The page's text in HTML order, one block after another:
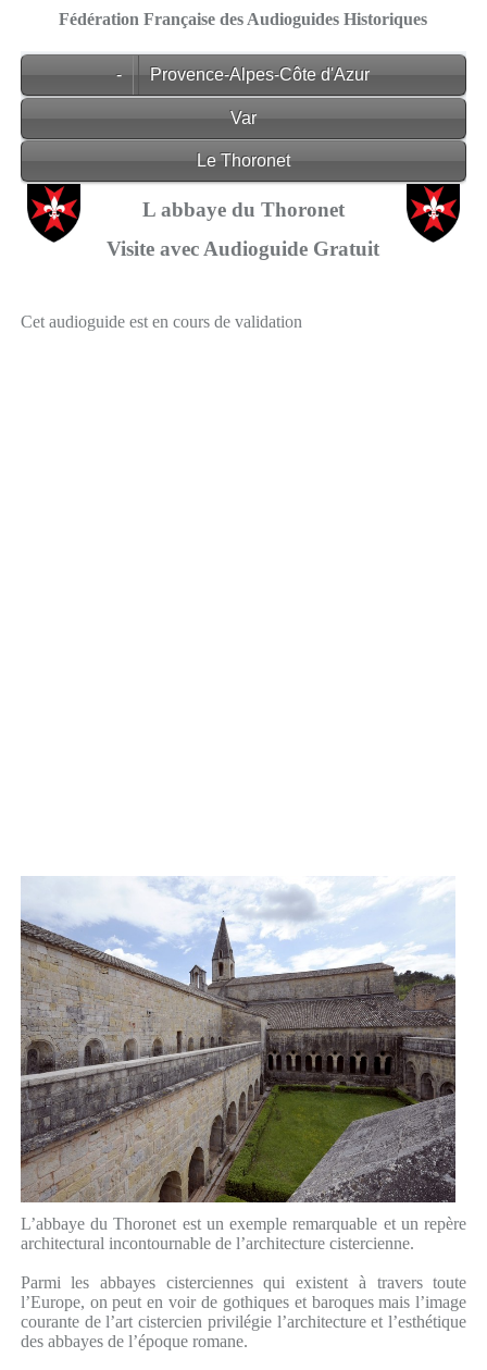
Fédération Française des Audioguides Historiques
- Provence-Alpes-Côte d'Azur
Var
Le Thoronet
L abbaye du Thoronet
Visite avec Audioguide Gratuit
Cet audioguide est en cours de validation
L’abbaye du Thoronet est un exemple remarquable et un repère
architectural incontournable de l’architecture cistercienne.
Parmi les abbayes cisterciennes qui existent à travers toute
l’Europe, on peut en voir de gothiques et baroques mais l’image
courante de l’art cistercien privilégie l’architecture et l’esthétique
des abbayes de l’époque romane.